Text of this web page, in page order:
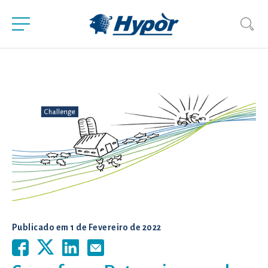
Publicado em 1 de Fevereiro de 2022